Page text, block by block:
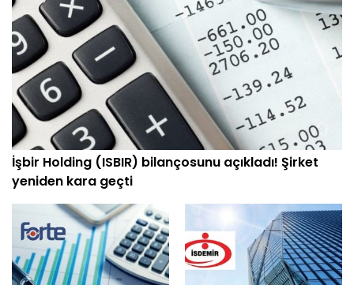
İşbir Holding (ISBIR) bilançosunu açıkladı! Şirket
yeniden kara geçti